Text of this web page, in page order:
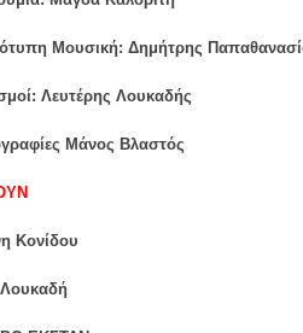
Μουσική: Δημήτρης
Λευτέρης Λουκαδής
Μάνος Βλαστός
Κονίδου